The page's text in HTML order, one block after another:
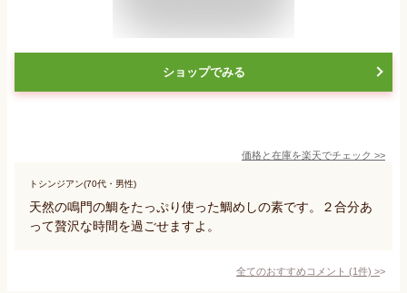
ショップでみる
価格と在庫を楽天でチェック >>
トシンジアン(70代・男性)
天然の鳴門の鯛をたっぷり使った鯛めしの素です。２合分あ
って贅沢な時間を過ごせますよ。
全てのおすすめコメント (1件) >